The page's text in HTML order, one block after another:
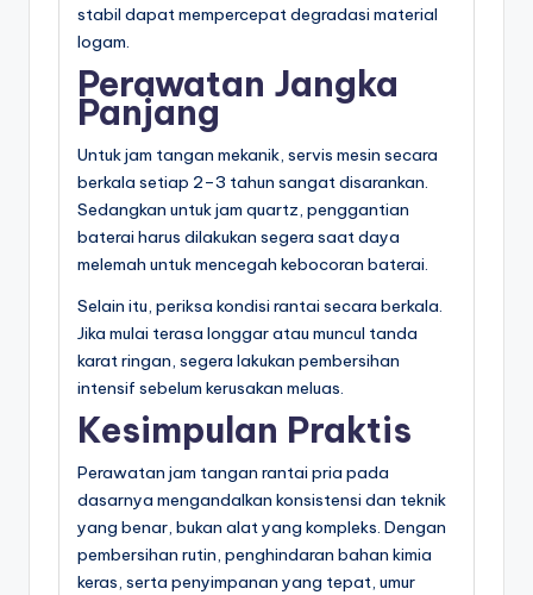
stabil dapat mempercepat degradasi material
logam.
Perawatan Jangka
Panjang
Untuk jam tangan mekanik, servis mesin secara
berkala setiap 2–3 tahun sangat disarankan.
Sedangkan untuk jam quartz, penggantian
baterai harus dilakukan segera saat daya
melemah untuk mencegah kebocoran baterai.
Selain itu, periksa kondisi rantai secara berkala.
Jika mulai terasa longgar atau muncul tanda
karat ringan, segera lakukan pembersihan
intensif sebelum kerusakan meluas.
Kesimpulan Praktis
Perawatan jam tangan rantai pria pada
dasarnya mengandalkan konsistensi dan teknik
yang benar, bukan alat yang kompleks. Dengan
pembersihan rutin, penghindaran bahan kimia
keras, serta penyimpanan yang tepat, umur